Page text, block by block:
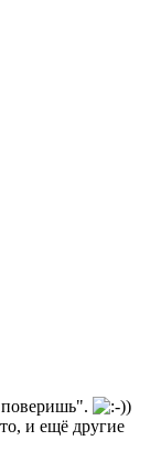
и ещё другие